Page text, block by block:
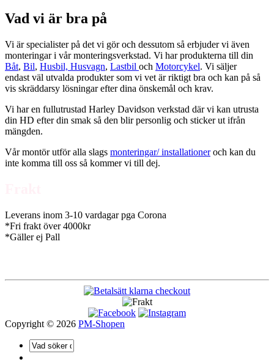
Vad vi är bra på
Vi är specialister på det vi gör och dessutom så erbjuder vi även
monteringar i vår monteringsverkstad. Vi har produkterna till din
Båt, Bil, Husbil, Husvagn, Lastbil och Motorcykel. Vi säljer
endast väl utvalda produkter som vi vet är riktigt bra och kan på så
vis skräddarsy lösningar efter dina önskemål och krav.
Vi har en fullutrustad Harley Davidson verkstad där vi kan utrusta
din HD efter din smak så den blir personlig och sticker ut ifrån
mängden.
Vår montör utför alla slags monteringar/ installationeroch kan du
inte komma till oss så kommer vi till dej.
Leverans inom 3-10 vardagar pga Corona
*Fri frakt över 4000kr
*Gäller ej Pall
Copyright © 2026 PM-Shopen